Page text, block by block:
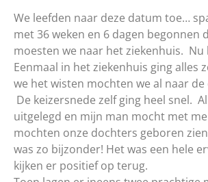
We leefden naar deze datum toe…
met 36 weken en 6 dagen begonnen
moesten we naar het ziekenhuis. Nu
Eenmaal in het ziekenhuis ging alles
we het wisten mochten we al naar
De keizersnede zelf ging heel snel.
uitgelegd en mijn man mocht met
mochten onze dochters geboren
was zo bijzonder! Het was een hele
kijken er positief op terug.